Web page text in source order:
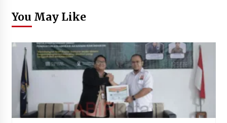
You May Like